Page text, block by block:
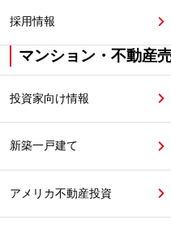
採用情報
マンション・不動産
投資家向け情報
新築一戸建て
アメリカ不動産投資